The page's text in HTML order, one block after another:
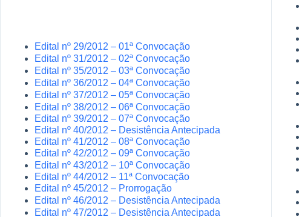
Edital nº 29/2012 – 01ª Convocação
Edital nº 31/2012 – 02ª Convocação
Edital nº 35/2012 – 03ª Convocação
Edital nº 36/2012 – 04ª Convocação
Edital nº 37/2012 – 05ª Convocação
Edital nº 38/2012 – 06ª Convocação
Edital nº 39/2012 – 07ª Convocação
Edital nº 40/2012 – Desistência Antecipada
Edital nº 41/2012 – 08ª Convocação
Edital nº 42/2012 – 09ª Convocação
Edital nº 43/2012 – 10ª Convocação
Edital nº 44/2012 – 11ª Convocação
Edital nº 45/2012 – Prorrogação
Edital nº 46/2012 – Desistência Antecipada
Edital nº 47/2012 – Desistência Antecipada